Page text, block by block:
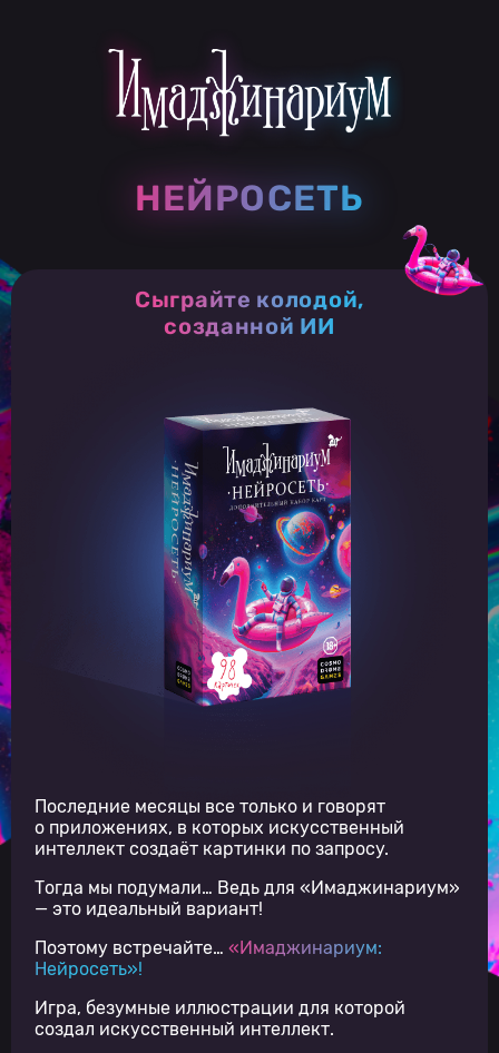
НЕЙРОСЕТЬ
НЕЙРОСЕТЬ
Сыграйте колодой,
созданной ИИ
Последние месяцы все только и говорят
о приложениях, в которых искусственный
интеллект создаёт картинки по запросу.
Тогда мы подумали… Ведь для «Имаджинариум»
— это идеальный вариант!
Поэтому встречайте…«Имаджинариум:
Нейросеть»!
Игра, безумные иллюстрации для которой
создал искусственный интеллект.